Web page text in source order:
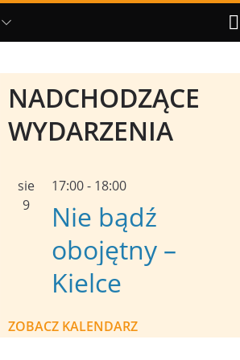
NADCHODZĄCE
WYDARZENIA
sie
9
17:00- 18:00
Nie bądź
obojętny –
Kielce
ZOBACZ KALENDARZ